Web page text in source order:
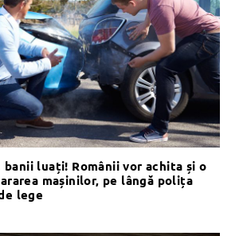
banii luați! Românii vor achita și o
mașinilor, pe lângă polița
lege